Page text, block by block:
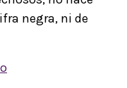
negra, ni de